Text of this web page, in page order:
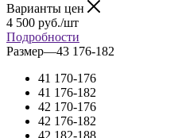
Варианты цен
4 500 руб./шт
Подробности
Размер—43 176-182
41 170-176
41 176-182
42 170-176
42 176-182
42 182-188